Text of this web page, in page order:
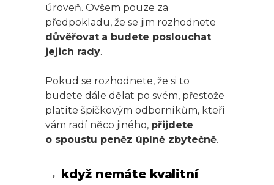
úroveň. Ovšem pouze za
předpokladu, že se jim rozhodnete
důvěřovat a budete poslouchat
jejich rady.
Pokud se rozhodnete, že si to
budete dále dělat po svém, přestože
platíte špičkovým odborníkům, kteří
vám radí něco jiného, přijdete
o spoustu peněz úplně zbytečně.
→ když nemáte kvalitní